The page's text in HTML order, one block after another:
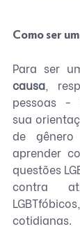
Como ser
Para ser
causa ,
pessoas -
sua
de
aprender
questões
contra
cotidianas.